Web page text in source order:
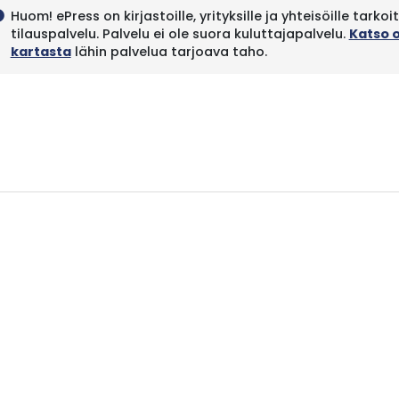
Huom! ePress on kirjastoille, yrityksille ja yhteisöille
tilauspalvelu. Palvelu ei ole suora kuluttajapalvelu. Katso
kartastalähin palvelua tarjoava taho.